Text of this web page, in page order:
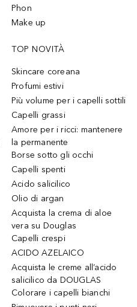
Phon
Make up
TOP NOVITÀ
Skincare coreana
Profumi estivi
Più volume per i capelli sottili
Capelli grassi
Amore per i ricci: mantenere
la permanente
Borse sotto gli occhi
Capelli spenti
Acido salicilico
Olio di argan
Acquista la crema di aloe
vera su Douglas
Capelli crespi
ACIDO AZELAICO
Acquista le creme all’acido
salicilico da DOUGLAS
Colorare i capelli bianchi